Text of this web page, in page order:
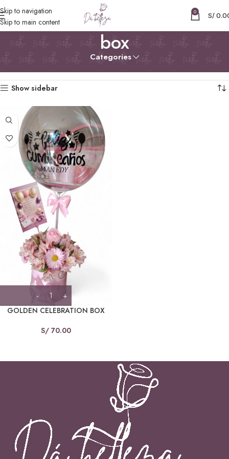
Skip to navigation
Skip to main content
0 S/
box
Categories
Show sidebar
GOLDEN CELEBRATION BOX
S/ 70.00